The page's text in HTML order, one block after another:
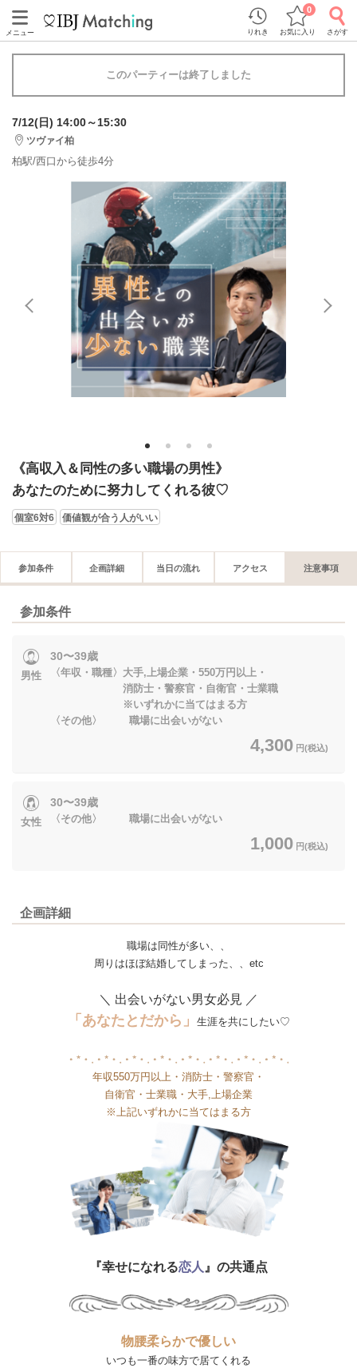
メニュー りれき お気に入り
0
さがす
このパーティーは終了しました
7/12(日) 14:00～15:30
ツヴァイ柏
柏駅/西口から徒歩4分
1 2 3 4
《高収入＆同性の多い職場の男性》
あなたのために努力してくれる彼♡
個室6対6 価値観が合う人がいい
参加条件 企画詳細 当日の流れ アクセス 注意事項
参加条件
男性
30〜39歳
〈年収・職種〉大手,上場企業・550万円以上・
消防士・警察官・自衛官・士業職
※いずれかに当てはまる方
〈その他〉 職場に出会いがない
4,300 円(税込)
女性
30〜39歳
〈その他〉 職場に出会いがない
1,000 円(税込)
企画詳細
職場は同性が多い、、
周りはほぼ結婚してしまった、、etc
＼ 出会いがない男女必見 ／
「あなたとだから」 生涯を共にしたい♡
年収550万円以上・消防士・警察官・
自衛官・士業職・大手,上場企業
※上記いずれかに当てはまる方
『幸せになれる恋人 』の共通点
物腰柔らかで優しい
いつも一番の味方で居てくれる